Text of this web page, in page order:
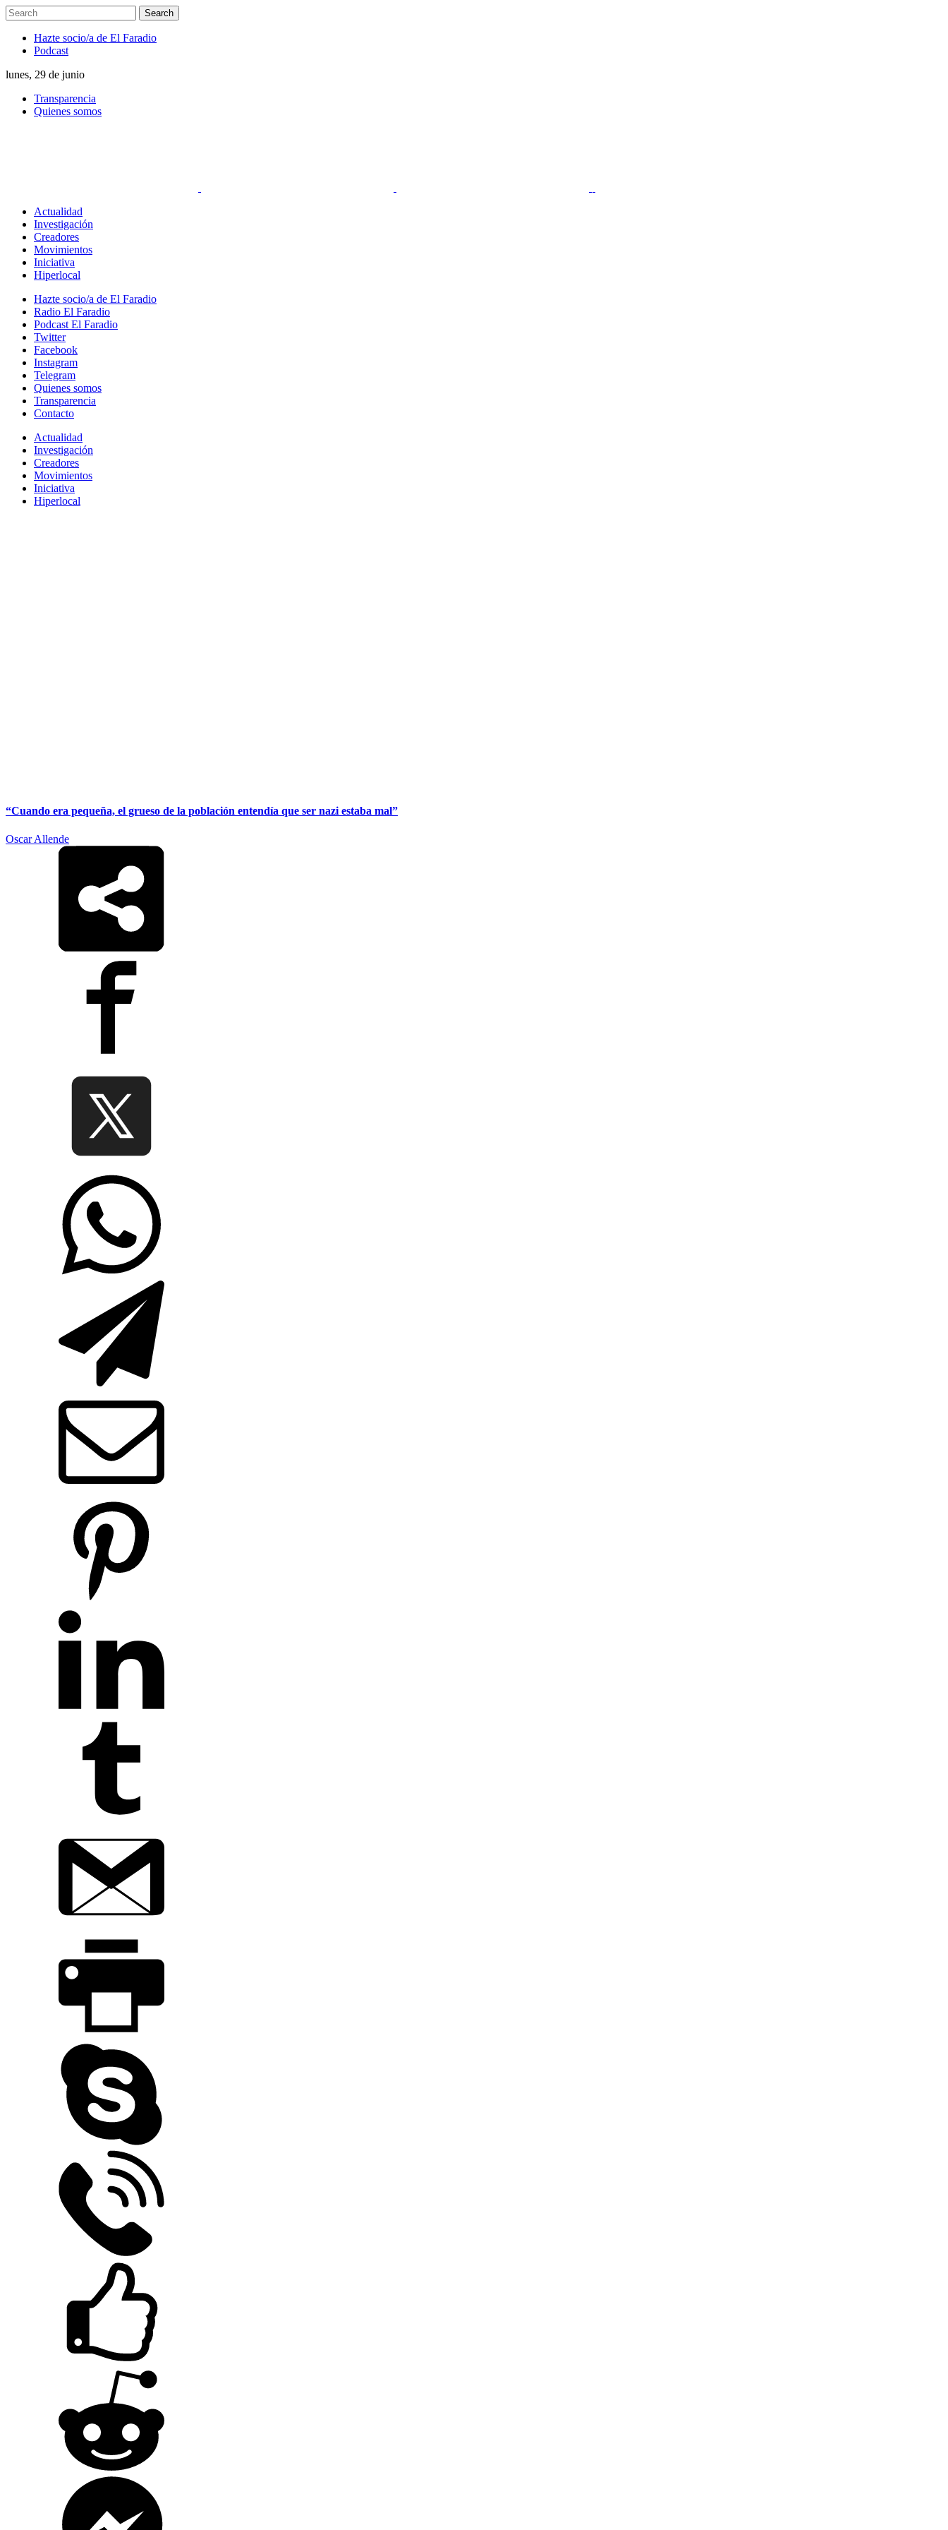
Hazte socio/a de El Faradio
Podcast
lunes, 29 de junio
Transparencia
Quienes somos
Actualidad
Investigación
Creadores
Movimientos
Iniciativa
Hiperlocal
Hazte socio/a de El Faradio
Radio El Faradio
Podcast El Faradio
Twitter
Facebook
Instagram
Telegram
Quienes somos
Transparencia
Contacto
Actualidad
Investigación
Creadores
Movimientos
Iniciativa
Hiperlocal
“Cuando era pequeña, el grueso de la población entendía que ser nazi estaba mal”
Oscar Allende